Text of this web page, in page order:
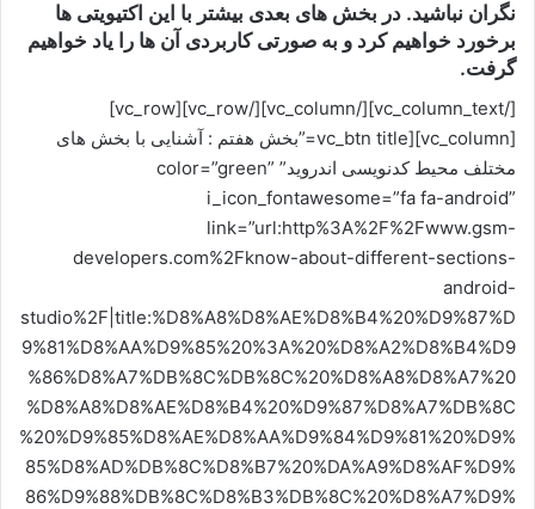
نگران نباشید. در بخش های بعدی بیشتر با این اکتیویتی ها
برخورد خواهیم کرد و به صورتی کاربردی آن ها را یاد خواهیم
گرفت.
[/vc_column_text][/vc_column][/vc_row][vc_row]
[vc_column][vc_btn title=”بخش هفتم : آشنایی با بخش های
مختلف محیط کدنویسی اندروید” color=”green”
i_icon_fontawesome=”fa fa-android”
link=”url:http%3A%2F%2Fwww.gsm-
developers.com%2Fknow-about-different-sections-
android-
studio%2F|title:%D8%A8%D8%AE%D8%B4%20%D9%87%D
9%81%D8%AA%D9%85%20%3A%20%D8%A2%D8%B4%D9
%86%D8%A7%DB%8C%DB%8C%20%D8%A8%D8%A7%20
%D8%A8%D8%AE%D8%B4%20%D9%87%D8%A7%DB%8C
%20%D9%85%D8%AE%D8%AA%D9%84%D9%81%20%D9%
85%D8%AD%DB%8C%D8%B7%20%DA%A9%D8%AF%D9%
86%D9%88%DB%8C%D8%B3%DB%8C%20%D8%A7%D9%